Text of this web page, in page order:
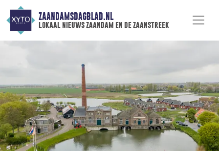
ZAANDAMSDAGBLAD.NL
lokaal nieuws zaandam en de zaanstreek